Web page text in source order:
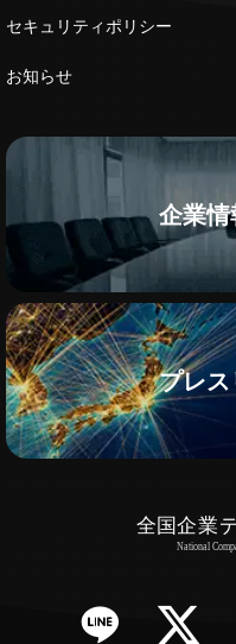
セキュリティポリシー
お知らせ
企業情
プレス
Twitter Facebook